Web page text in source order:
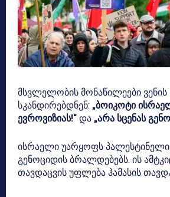
მსვლელობის მონაწილეები ვენის
სკანდირებდნენ: „ბოიკოტი
ევროვიზიას!“ და „არა სცენას
ისრაელი უარყოფს
გენოციდის ბრალდებებს. ის
თავდაცვის უფლება ჰამასის